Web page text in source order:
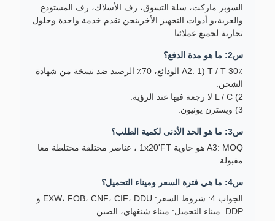
السوبر ماركت، سلة التسوق، رف الأسلاك، رف المستودع
والعربة،و أدوات التجهيز الأخرىنحن نقدم خدمة واحدة وحلول
تجارية لجميع عملائنا.
س2: ما هو مدة الدفع؟
A2: 1) T / T 30٪ الودائع، 70٪ الرصيد ضد نسخة من شهادة
الشحن.
2) L / C لا رجعة فيها عند الرؤية.
3) ويسترن يونيون.
س3: ما هو الحد الأدنى لكمية الطلب؟
A3: MOQ هو حاوية 1x20'FT ، عناصر مختلفة مختلطة معا
مقبولة.
س4: ما هي فترة السعر وميناء التحميل؟
الجواب 4: شروط السعر: EXW، FOB، CNF، CIF، DDU و
DDP. ميناء التحميل: ميناء شنغهاي، الصين